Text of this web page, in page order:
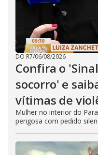
DO R7/06/08/2026
Confira o
socorro' e
vítimas de
Mulher no interior do
perigosa com pedido